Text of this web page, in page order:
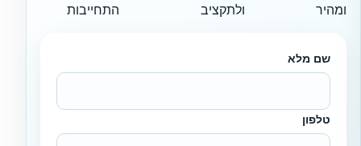
ומהיר
ולתקציב
התחייבות
שם מלא
טלפון